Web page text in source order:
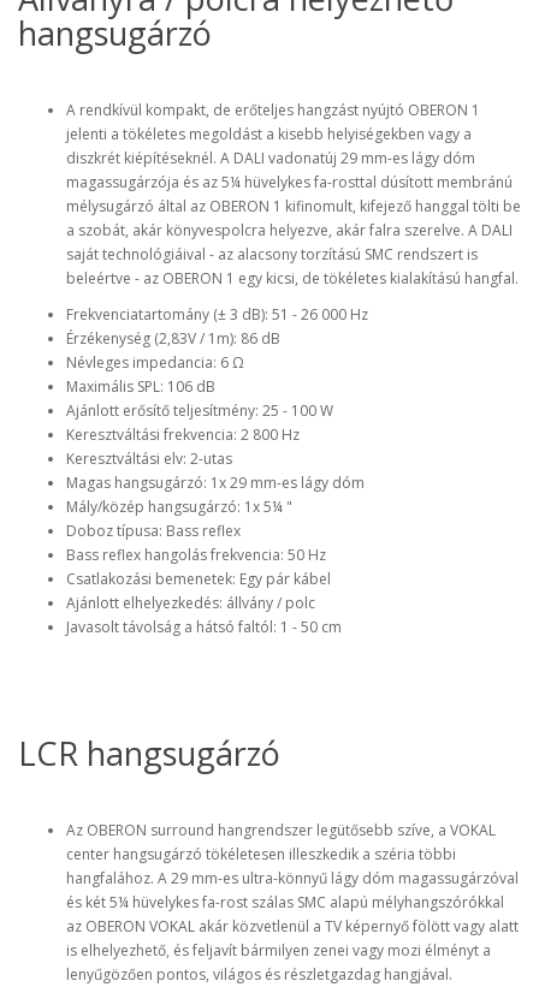
hangsugárzó
A rendkívül kompakt, de erőteljes hangzást nyújtó OBERON 1
jelenti a tökéletes megoldást a kisebb helyiségekben vagy a
diszkrét kiépítéseknél. A DALI vadonatúj 29 mm-es lágy dóm
magassugárzója és az 5¼ hüvelykes fa-rosttal dúsított membránú
mélysugárzó által az OBERON 1 kifinomult, kifejező hanggal tölti be
a szobát, akár könyvespolcra helyezve, akár falra szerelve. A DALI
saját technológiáival - az alacsony torzítású SMC rendszert is
beleértve - az OBERON 1 egy kicsi, de tökéletes kialakítású hangfal.
Frekvenciatartomány (± 3 dB): 51 - 26 000 Hz
Érzékenység (2,83V / 1m): 86 dB
Névleges impedancia: 6 Ω
Maximális SPL: 106 dB
Ajánlott erősítő teljesítmény: 25 - 100 W
Keresztváltási frekvencia: 2 800 Hz
Keresztváltási elv: 2-utas
Magas hangsugárzó: 1x 29 mm-es lágy dóm
Mály/közép hangsugárzó: 1x 5¼ "
Doboz típusa: Bass reflex
Bass reflex hangolás frekvencia: 50 Hz
Csatlakozási bemenetek: Egy pár kábel
Ajánlott elhelyezkedés: állvány / polc
Javasolt távolság a hátsó faltól: 1 - 50 cm
LCR hangsugárzó
Az OBERON surround hangrendszer legütősebb szíve, a VOKAL
center hangsugárzó tökéletesen illeszkedik a széria többi
hangfalához. A 29 mm-es ultra-könnyű lágy dóm magassugárzóval
és két 5¼ hüvelykes fa-rost szálas SMC alapú mélyhangszórókkal
az OBERON VOKAL akár közvetlenül a TV képernyő fölött vagy alatt
is elhelyezhető, és feljavít bármilyen zenei vagy mozi élményt a
lenyűgözően pontos, világos és részletgazdag hangjával.